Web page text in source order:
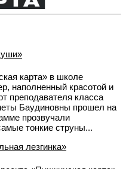
карта» в школе
наполненный красотой и
преподавателя класса
Баудиновны прошел на
прозвучали
тонкие струны...
лезгинка»